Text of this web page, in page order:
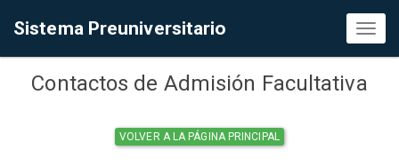
Sistema Preuniversitario
Contactos de Admisión Facultativa
VOLVER A LA PÁGINA PRINCIPAL